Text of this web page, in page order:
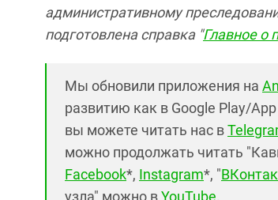
административному
подготовлена справка "Главное о
Мы обновили приложения на
развитию как в Google Play/
вы можете читать нас в
можно продолжать читать
Facebook*, Instagram*, "
узла" можно вYouTube.